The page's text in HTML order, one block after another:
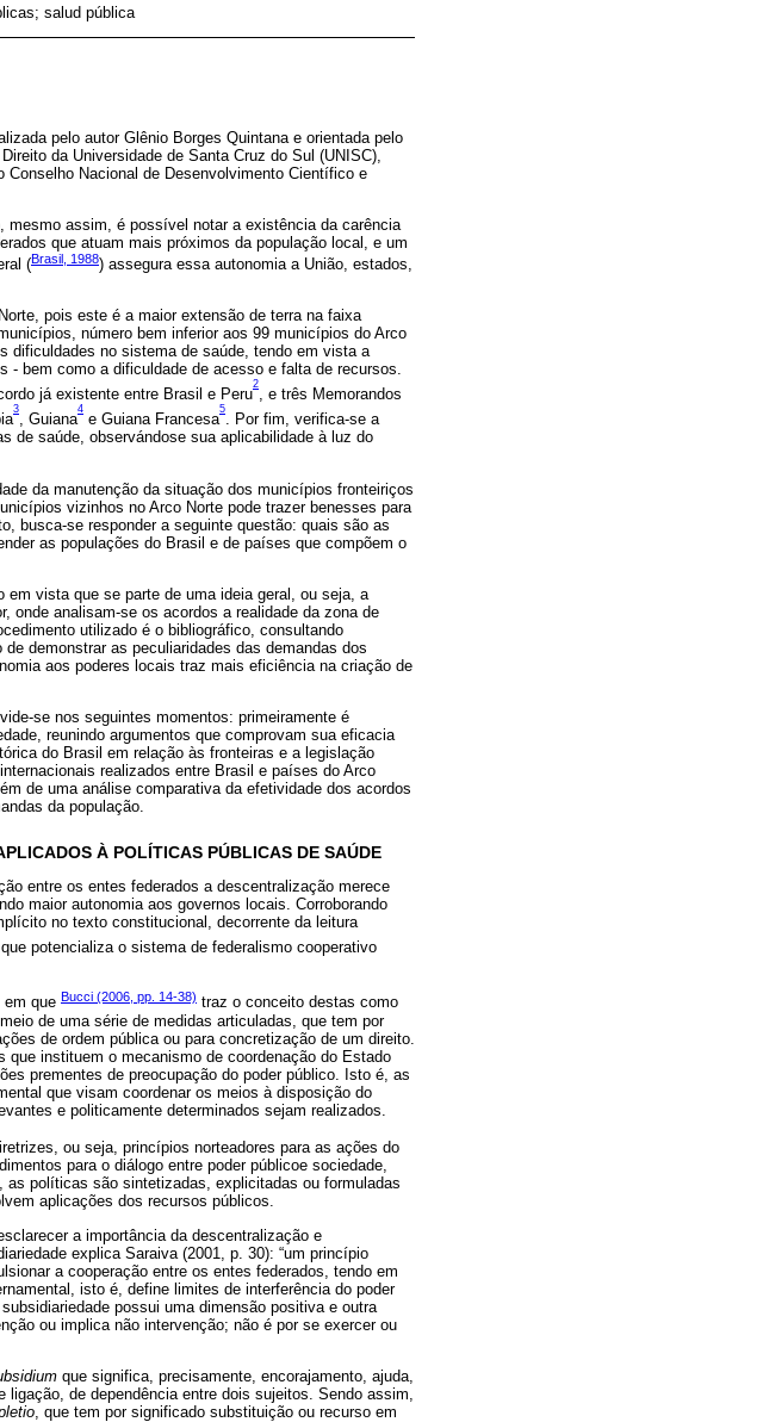
salud pública
pelo autor Glênio Borges Quintana e orientada pelo
da Universidade de Santa Cruz do Sul (UNISC),
Nacional de Desenvolvimento Científico e
assim, é possível notar a existência da carência
que atuam mais próximos da população local, e um
(Brasil, 1988) assegura essa autonomia a União, estados,
pois este é a maior extensão de terra na faixa
número bem inferior aos 99 municípios do Arco
dificuldades no sistema de saúde, tendo em vista a
- bem como a dificuldade de acesso e falta de recursos.
já existente entre Brasil e Peru
2
, e três Memorandos
3
, Guiana
4
e Guiana Francesa
5
. Por fim, verifica-se a
de saúde, observándose sua aplicabilidade à luz do
da manutenção da situação dos municípios fronteiriços
vizinhos no Arco Norte pode trazer benesses para
busca-se responder a seguinte questão: quais são as
as populações do Brasil e de países que compõem o
vista que se parte de uma ideia geral, ou seja, a
onde analisam-se os acordos a realidade da zona de
utilizado é o bibliográfico, consultando
demonstrar as peculiaridades das demandas dos
aos poderes locais traz mais eficiência na criação de
se nos seguintes momentos: primeiramente é
reunindo argumentos que comprovam sua eficacia
do Brasil em relação às fronteiras e a legislação
realizados entre Brasil e países do Arco
de uma análise comparativa da efetividade dos acordos
da população.
À POLÍTICAS PÚBLICAS DE SAÚDE
entre os entes federados a descentralização merece
maior autonomia aos governos locais. Corroborando
no texto constitucional, decorrente da leitura
potencializa o sistema de federalismo cooperativo
em que Bucci (2006, pp. 14-38) traz o conceito destas como
de uma série de medidas articuladas, que tem por
de ordem pública ou para concretização de um direito.
que instituem o mecanismo de coordenação do Estado
prementes de preocupação do poder público. Isto é, as
que visam coordenar os meios à disposição do
e politicamente determinados sejam realizados.
ou seja, princípios norteadores para as ações do
para o diálogo entre poder públicoe sociedade,
políticas são sintetizadas, explicitadas ou formuladas
aplicações dos recursos públicos.
a importância da descentralização e
explica Saraiva (2001, p. 30): “um princípio
a cooperação entre os entes federados, tendo em
isto é, define limites de interferência do poder
possui uma dimensão positiva e outra
ou implica não intervenção; não é por se exercer ou
que significa, precisamente, encorajamento, ajuda,
de dependência entre dois sujeitos. Sendo assim,
, que tem por significado substituição ou recurso em